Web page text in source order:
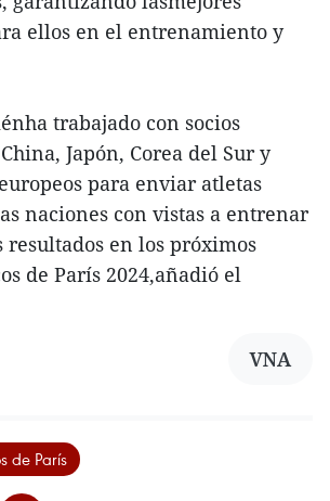
ellos en el entrenamiento y
trabajado con socios
Japón, Corea del Sur y
para enviar atletas
naciones con vistas a entrenar
resultados en los próximos
de París 2024,añadió el
VNA
de París